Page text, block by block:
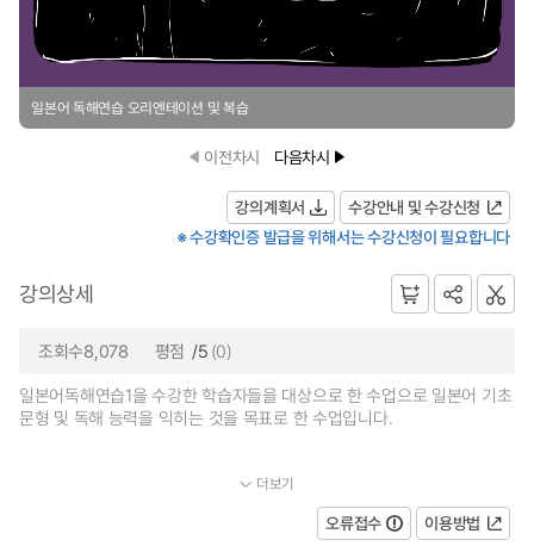
일본어 독해연습 오리엔테이션 및 복습
이전차시 다음차시
강의계획서
수강안내 및 수강신청
※ 수강확인증 발급을 위해서는 수강신청이 필요합니다
강의상세
조회수8,078 평점 /5 (0)
일본어독해연습1을 수강한 학습자들을 대상으로 한 수업으로 일본어 기초
문형 및 독해 능력을 익히는 것을 목표로 한 수업입니다.
더보기
오류접수 이용방법